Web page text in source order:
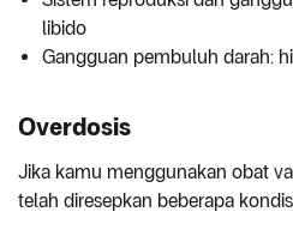
libido
Gangguan pembuluh darah:
Overdosis
Jika kamu menggunakan obat
telah diresepkan beberapa